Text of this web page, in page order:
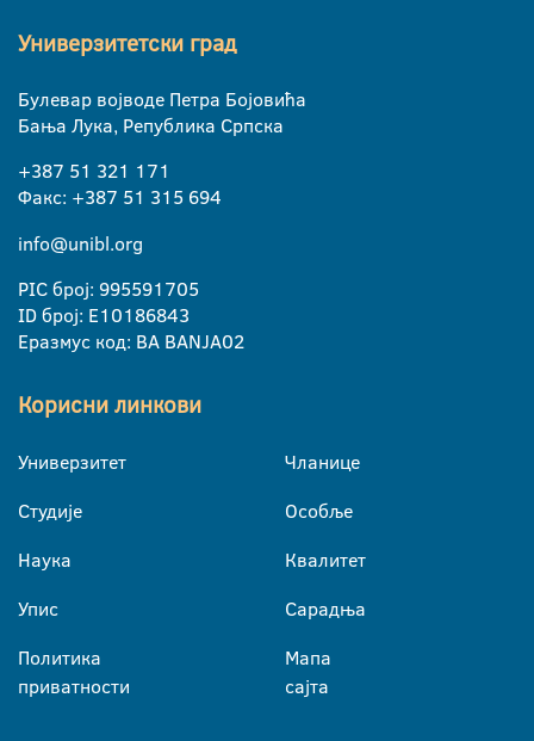
Универзитетски град
Булевар војводе Петра Бојовића
Бања Лука, Република Српска
+387 51 321 171
Факс: +387 51 315 694
info@unibl.org
PIC број: 995591705
ID број: E10186843
Еразмус код: BA BANJA02
Корисни линкови
Универзитет
Студије
Наука
Упис
Политика
приватности
Чланице
Особље
Квалитет
Сарадња
Мапа
сајта